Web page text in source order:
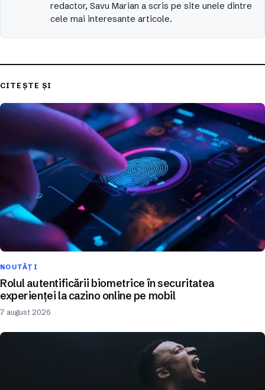
redactor, Savu Marian a scris pe site unele dintre
cele mai interesante articole.
CITEȘTE ȘI
NOUTĂȚI
Rolul autentificării biometrice în securitatea
experienței la cazino online pe mobil
7 august 2026